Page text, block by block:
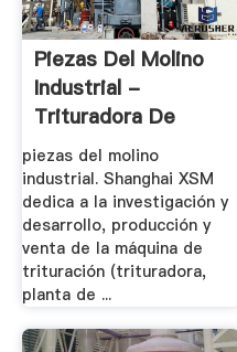
Piezas Del Molino
Industrial -
Trituradora De
Cono
piezas del molino
industrial. Shanghai XSM
dedica a la investigación y
desarrollo, producción y
venta de la máquina de
trituración (trituradora,
planta de ...